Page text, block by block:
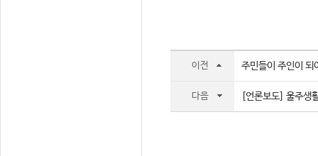
이전 주민들이 주인이 되
다음 [언론보도] 울주생